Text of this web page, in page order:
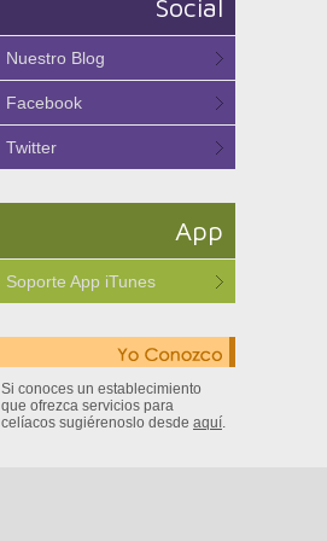
Social
Nuestro Blog
Facebook
Twitter
App
Soporte App iTunes
Si conoces un establecimiento
que ofrezca servicios para
celíacos sugiérenoslo desde aquí.